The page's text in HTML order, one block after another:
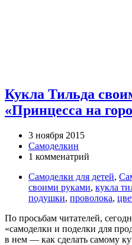
Кукла Тильда
«Принцесса на
3 ноября 2015
Самоделкин
1 комменатрий
Самоделки для детей,
своими руками, кукла
подушки, проволока,
По просьбам читателей,
«самоделки и поделки для
в нем — как сделать самому